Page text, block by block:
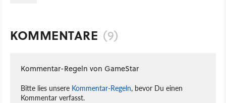
KOMMENTARE (9)
Kommentar-Regeln von GameStar
Bitte lies unsere Kommentar-Regeln, bevor Du einen
Kommentar verfasst.